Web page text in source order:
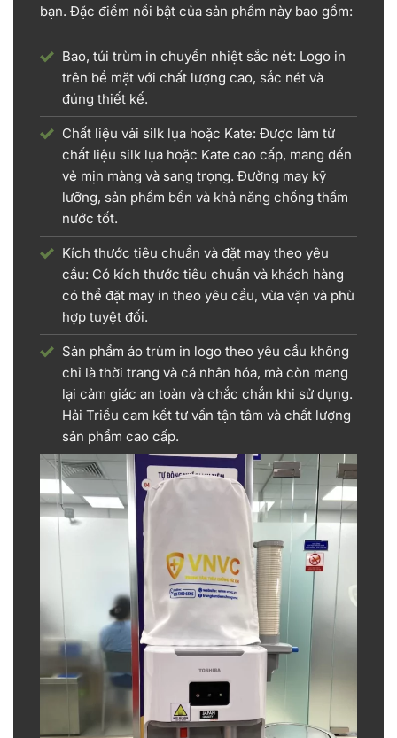
bạn. Đặc điểm nổi bật của sản phẩm này bao gồm:
Bao, túi trùm in chuyển nhiệt sắc nét: Logo in
trên bề mặt với chất lượng cao, sắc nét và
đúng thiết kế.
Chất liệu vải silk lụa hoặc Kate: Được làm từ
chất liệu silk lụa hoặc Kate cao cấp, mang đến
vẻ mịn màng và sang trọng. Đường may kỹ
lưỡng, sản phẩm bền và khả năng chống thấm
nước tốt.
Kích thước tiêu chuẩn và đặt may theo yêu
cầu: Có kích thước tiêu chuẩn và khách hàng
có thể đặt may in theo yêu cầu, vừa vặn và phù
hợp tuyệt đối.
Sản phẩm áo trùm in logo theo yêu cầu không
chỉ là thời trang và cá nhân hóa, mà còn mang
lại cảm giác an toàn và chắc chắn khi sử dụng.
Hải Triều cam kết tư vấn tận tâm và chất lượng
sản phẩm cao cấp.